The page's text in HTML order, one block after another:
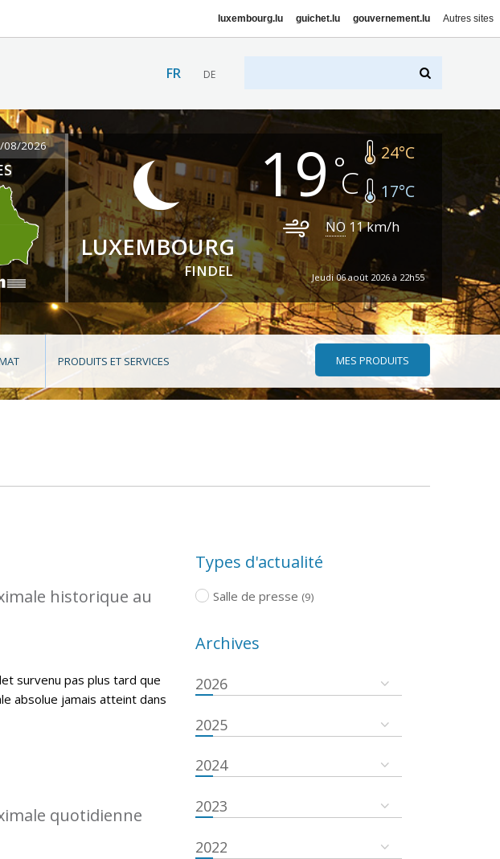
luxembourg.lu guichet.lu gouvernement.lu Autres sites
FR DE
08/2026
LUXEMBOURG
FINDEL
19 24°C
17°C
NO 11km/h
Jeudi 06 août 2026 à 22h55
PRODUITS ET SERVICES MES PRODUITS
historique au
survenu pas plus tard que
absolue jamais atteint dans
quotidienne
Types d'actualité
Salle de presse (9)
Archives
2026
2025
2024
2023
2022